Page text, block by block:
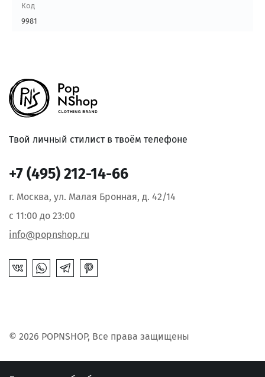
Код
9981
Твой личный стилист в твоём телефоне
© 2026 POPNSHOP, Все права защищены
+7 (495) 212-14-66
г. Москва, ул. Малая Бронная, д. 42/14
с 11:00 до 23:00
info@popnshop.ru